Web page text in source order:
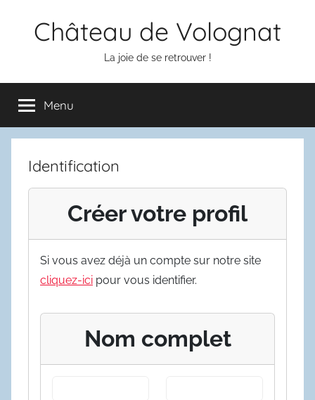
Château de Volognat
La joie de se retrouver !
Menu
Identification
Créer votre profil
Si vous avez déjà un compte sur notre site
cliquez-ici pour vous identifier.
Nom complet